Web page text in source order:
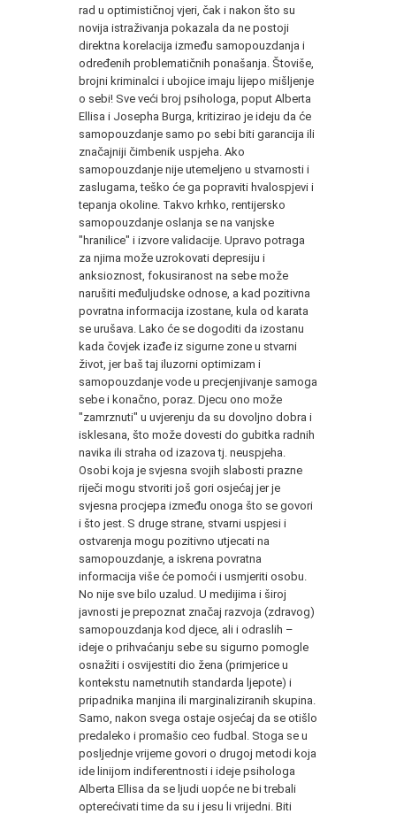
rad u optimističnoj vjeri, čak i nakon što su
novija istraživanja pokazala da ne postoji
direktna korelacija između samopouzdanja i
određenih problematičnih ponašanja. Štoviše,
brojni kriminalci i ubojice imaju lijepo mišljenje
o sebi! Sve veći broj psihologa, poput Alberta
Ellisa i Josepha Burga, kritizirao je ideju da će
samopouzdanje samo po sebi biti garancija ili
značajniji čimbenik uspjeha. Ako
samopouzdanje nije utemeljeno u stvarnosti i
zaslugama, teško će ga popraviti hvalospjevi i
tepanja okoline. Takvo krhko, rentijersko
samopouzdanje oslanja se na vanjske
"hranilice" i izvore validacije. Upravo potraga
za njima može uzrokovati depresiju i
anksioznost, fokusiranost na sebe može
narušiti međuljudske odnose, a kad pozitivna
povratna informacija izostane, kula od karata
se urušava. Lako će se dogoditi da izostanu
kada čovjek izađe iz sigurne zone u stvarni
život, jer baš taj iluzorni optimizam i
samopouzdanje vode u precjenjivanje samoga
sebe i konačno, poraz. Djecu ono može
"zamrznuti" u uvjerenju da su dovoljno dobra i
isklesana, što može dovesti do gubitka radnih
navika ili straha od izazova tj. neuspjeha.
Osobi koja je svjesna svojih slabosti prazne
riječi mogu stvoriti još gori osjećaj jer je
svjesna procjepa između onoga što se govori
i što jest. S druge strane, stvarni uspjesi i
ostvarenja mogu pozitivno utjecati na
samopouzdanje, a iskrena povratna
informacija više će pomoći i usmjeriti osobu.
No nije sve bilo uzalud. U medijima i široj
javnosti je prepoznat značaj razvoja (zdravog)
samopouzdanja kod djece, ali i odraslih –
ideje o prihvaćanju sebe su sigurno pomogle
osnažiti i osvijestiti dio žena (primjerice u
kontekstu nametnutih standarda ljepote) i
pripadnika manjina ili marginaliziranih skupina.
Samo, nakon svega ostaje osjećaj da se otišlo
predaleko i promašio ceo fudbal. Stoga se u
posljednje vrijeme govori o drugoj metodi koja
ide linijom indiferentnosti i ideje psihologa
Alberta Ellisa da se ljudi uopće ne bi trebali
opterećivati time da su i jesu li vrijedni. Biti